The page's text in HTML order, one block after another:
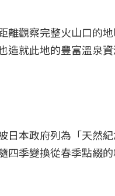
離觀察完整火山口的
造就此地的豐富溫泉
日本政府列為「天然
四季變換從春季點綴